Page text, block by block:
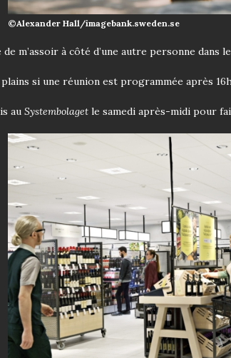
©Alexander Hall/imagebank.sweden.se
m’assoir à côté d’une autre personne dans
si une réunion est programmée après
au Systembolaget le samedi après-midi pour